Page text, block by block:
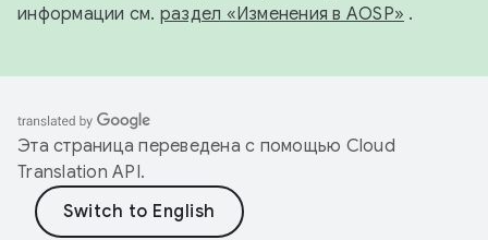
информации см. раздел «Изменения в AOSP» .
Эта страница переведена с помощью Cloud
Translation API.